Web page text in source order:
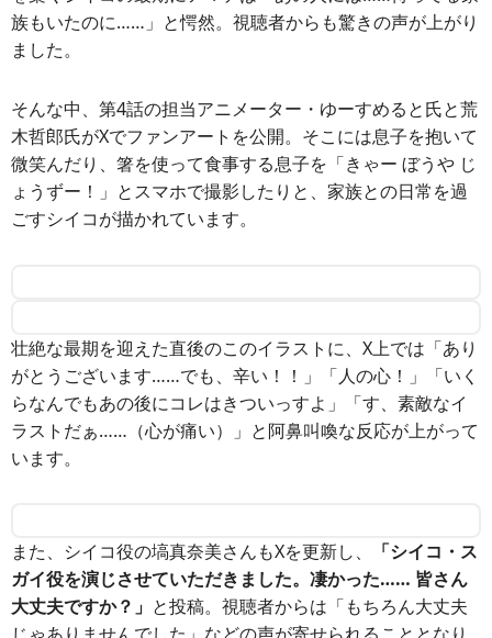
族もいたのに……」と愕然。視聴者からも驚きの声が上がり
ました。
そんな中、第4話の担当アニメーター・ゆーすめると氏と荒
木哲郎氏がXでファンアートを公開。そこには息子を抱いて
微笑んだり、箸を使って食事する息子を「きゃー ぼうや じ
ょうずー！」とスマホで撮影したりと、家族との日常を過
ごすシイコが描かれています。
壮絶な最期を迎えた直後のこのイラストに、X上では「あり
がとうございます……でも、辛い！！」「人の心！」「いく
らなんでもあの後にコレはきついっすよ」「す、素敵なイ
ラストだぁ……（心が痛い）」と阿鼻叫喚な反応が上がって
います。
また、シイコ役の塙真奈美さんもXを更新し、
「シイコ・ス
ガイ役を演じさせていただきました。凄かった…… 皆さん
大丈夫ですか？」 と投稿。視聴者からは「もちろん大丈夫